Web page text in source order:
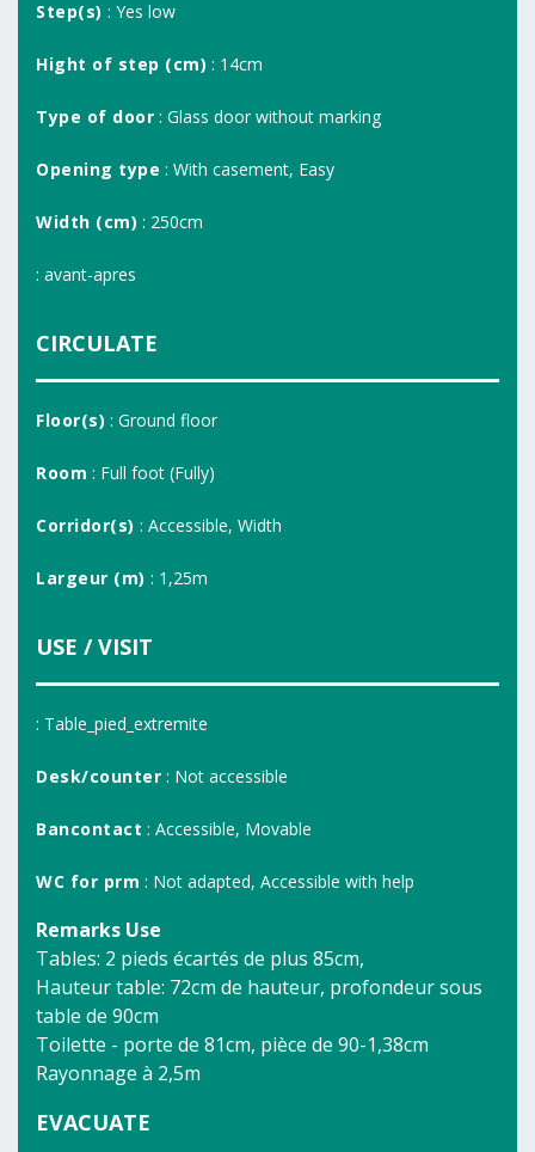
Step(s) : Yes low
Hight of step (cm) : 14cm
Type of door : Glass door without marking
Opening type : With casement, Easy
Width (cm) : 250cm
: avant-apres
CIRCULATE
Floor(s) : Ground floor
Room : Full foot (Fully)
Corridor(s) : Accessible, Width
Largeur (m) : 1,25m
USE / VISIT
: Table_pied_extremite
Desk/counter : Not accessible
Bancontact : Accessible, Movable
WC for prm : Not adapted, Accessible with help
Remarks Use
Tables: 2 pieds écartés de plus 85cm,
Hauteur table: 72cm de hauteur, profondeur sous
table de 90cm
Toilette - porte de 81cm, pièce de 90-1,38cm
Rayonnage à 2,5m
EVACUATE